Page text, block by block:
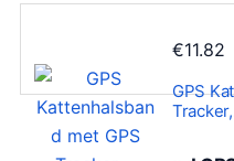
€11.82
GPS